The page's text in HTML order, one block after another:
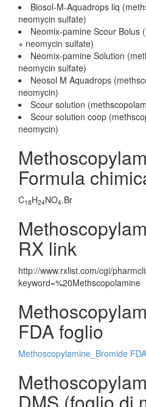
Biosol-M-Aquadrops liq
neomycin sulfate)
Neomix-pamine Scour Bolus
+ neomycin sulfate)
Neomix-pamine Solution
neomycin sulfate)
Neosol M Aquadrops
neomycin)
Scour solution
Scour solution coop
neomycin)
Formula
C18H24NO4.Br
RX link
http://www.rxlist.com/cgi/
keyword=%20Methscopolamine
FDA foglio
Methoscopylamine_Bromide FDA